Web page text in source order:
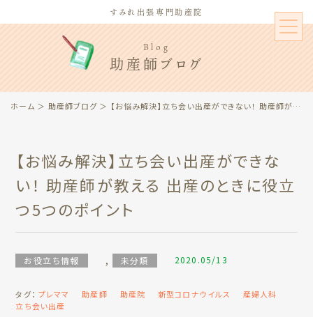
すみれ出張専門助産院
Blog
助産師ブログ
ホーム ＞ 助産師ブログ ＞ 【お悩み解決】立ち会い出産ができない！ 助産師が教える 出産のときに役立つ5つのポイント
【お悩み解決】立ち会い出産ができな
い！ 助産師が教える 出産のときに役立
つ5つのポイント
お役立ち情報 , 未分類 2020.05/13
タグ： プレママ 助産師 助産院 新型コロナウイルス
産婦人科
立ち会い出産